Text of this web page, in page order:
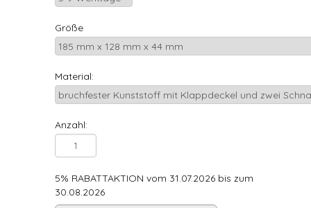
Größe
Material:
Anzahl:
5% RABATTAKTION vom 31.07.2026 bis zum
30.08.2026